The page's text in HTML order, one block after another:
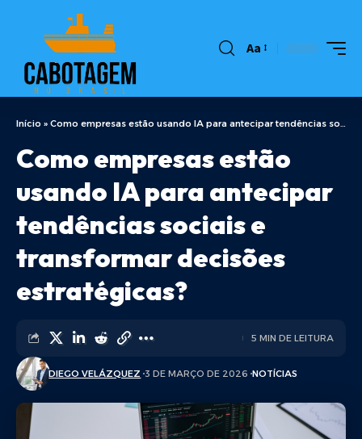
Aa
Início » Como empresas estão usando IA para antecipar tendências sociais e transformar decisões estratégicas?
Como empresas estão
usando IA para antecipar
tendências sociais e
transformar decisões
estratégicas?
DIEGO VELÁZQUEZ 3 DE MARÇO DE 2026 NOTÍCIAS
5 MIN DE LEITURA